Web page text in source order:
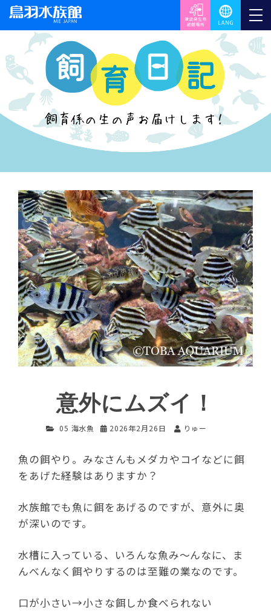
意外にムズイ！
05 海水魚 2026年2月26日 りゅー
魚の餌やり。みなさんもメダカやコイなどに餌
をあげた経験はありますか？
水族館でも魚に餌をあげるのですが、意外に奥
が深いのです。
水槽に入っている、いろんな魚み～んなに、ま
んべんなく餌やりするのは至難の業なのです。
口が小さい→小さな餌しか食べられない